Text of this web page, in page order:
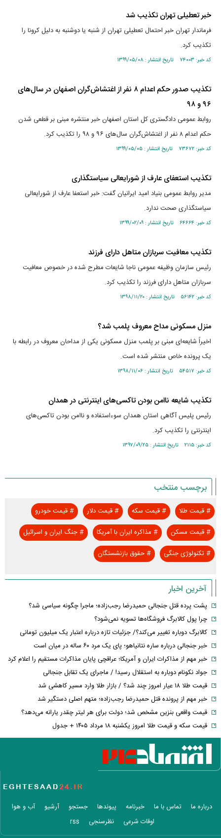
خبر تعطیلی تهران تکذیب شد
فرماندار تهران خبر احتمال تعطیلی تهران از شنبه یا دوشنبه به دلیل کرونا را
تکذیب کرد.
کد خبر: ۷۴۰۰۳ تاریخ انتشار : ۱۳۹۹/۰۵/۰۸
تکذیب صدور حکم اعدام ۸ نفر از اغتشاش‌گران اصفهان در سال‌های
۹۶ و ۹۸
روابط عمومی دادگستری کل استان اصفهان خبر منتشره مبنی بر قطعی شدن
حکم اعدام ۸ نفر از اغتشاش‌گران سال‌های ۹۶ و ۹۸ را تکذیب کرد.
کد خبر: ۷۳۶۷۲ تاریخ انتشار : ۱۳۹۹/۰۵/۰۵
تکذیب استعفای عارف از شورایعالی سیاستگذاری
مدیر روابط عمومی بنیاد امید ایرانیان گفت: خبر استعفا عارف از شورایعالی
سیاستگذاری صحت ندارد.
کد خبر: ۶۴۶۶۴ تاریخ انتشار : ۱۳۹۹/۰۲/۰۹
تکذیب معافیت سربازان متاهل دارای فرزند
رئیس سازمان وظیفه عمومی ناجا شایعات مطرح شده در خصوص معافیت
سربازان متاهل دارای فرزند را تکذیب کرد.
کد خبر: ۵۶۱۴۲ تاریخ انتشار : ۱۳۹۸/۱۱/۲۰
منزل مسکونی مداح معروف پلمب شد؟
اخیراً شایعه‌ای مبنی بر پلمب منزل مسکونی یکی از مداحان معروف در رابطه با
یک پرونده خاص منتشر شده است.
کد خبر: ۵۴۵۱۷ تاریخ انتشار : ۱۳۹۸/۱۱/۰۶
تکذیب شایعه ناامن بودن تاکسی‎‌های اینترنتی در همدان
رئیس پلیس آگاهی استان همدان سوءاستفاده و ناامن بودن تاکسی‌های
اینترنتی را تکذیب کرد.
کد خبر: ۲۱۱۵ تاریخ انتشار : ۱۳۹۷/۰۹/۲۵
برچسب منتخب
#قیمت طلا #قیمت سکه #قیمت دلار #قیمت خودرو
#قیمت مسکن # مذاکره ایران با آمریکا #جنگ ایران و اسرائیل
#تکنولوژی جنگی #حقوق بازنشستگان
آخرین اخبار
پشت پرده قتل جنجالی حمیدرضا رجب‌زاده؛ ماجرا چگونه سیاسی شد؟
چرا پول کالابرگ فروشگاه‌ها تسویه نمی‌شود؟
کالابرگ دوباره تغییر می‌کند؟/ جزئیات تازه درباره اعتبار یک میلیون تومانی
خبر جنجالی درباره ساره نتانیاهو؛ پای یک مرد ۶۰ ساله در میان است
خبر مهم از مذاکرات ایران و آمریکا؛ عراقچی پایان مذاکرات مستقیم را اعلام کرد
جواد نکونام دوباره به استقلال رسید! / ماجرای یک تقابل جنجالی
قیمت طلا ۱۸ عیار امروز چند شد؟ / بازار طلا وارد مسیر کاهشی شد
خبر مهم از پرونده قتل حمیدرضا رجب‌زاده؛ متهم اصلی دستگیر شد
قیمت واقعی بنزین مشخص شد؛ دولت برای هر لیتر چقدر یارانه می‌دهد؟
قیمت سکه و قیمت طلا امروز یکشنبه ۱۸ مرداد ۱۴۰۵ + جدول
درباره ما تماس با ما خبرنامه پیوندها جستجو آرشیو
آب و هوا
اوقات شرعی
نظرسنجی rss